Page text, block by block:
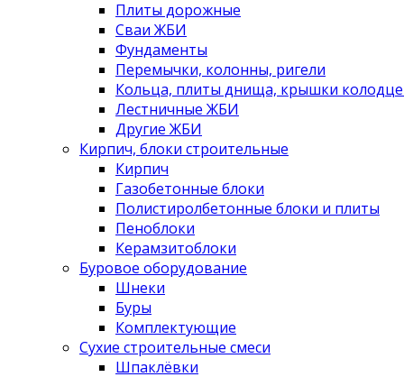
Плиты дорожные
Сваи ЖБИ
Фундаменты
Перемычки, колонны, ригели
Кольца, плиты днища, крышки
Лестничные ЖБИ
Другие ЖБИ
Кирпич, блоки строительные
Кирпич
Газобетонные блоки
Полистиролбетонные блоки и плиты
Пеноблоки
Керамзитоблоки
Буровое оборудование
Шнеки
Буры
Комплектующие
Сухие строительные смеси
Шпаклёвки